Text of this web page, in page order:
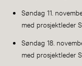
Søndag 11.
med prosjektleder
Søndag 18.
med prosjektleder